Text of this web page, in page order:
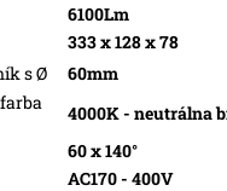
6100Lm
333 x 128 x 78
s Ø
60mm
4000K - neutrálna
60 x 140°
AC170 - 400V